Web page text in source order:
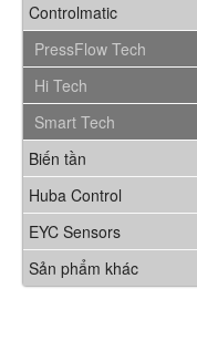
Controlmatic
PressFlow Tech
Hi Tech
Smart Tech
Biến tần
Huba Control
EYC Sensors
Sản phẩm khác